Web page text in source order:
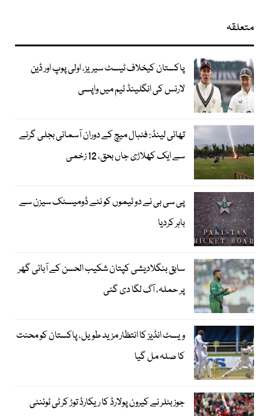
متعلقہ
پاکستان کیخلاف ٹیسٹ سیریز، اولی پوپ اور ڈین
لارنس کی انگلینڈ ٹیم میں واپسی
تھائی لینڈ: فٹبال میچ کے دوران آسمانی بجلی گرنے
سے ایک کھلاڑی جاں بحق، 12 زخمی
پی سی بی نے دو ٹیموں کو نئے ڈومیسٹک سیزن سے
باہر کردیا
سابق بنگلادیشی کپتان شکیب الحسن کے آبائی گھر
پر حملہ، آگ لگا دی گئی
ویسٹ انڈیز کا انتظار مزید طویل، پاکستان کو محنت
کا صلہ مل گیا
جوز بٹلر نے کیرون پولارڈ کا ریکارڈ توڑ کر ٹی ٹوئنٹی